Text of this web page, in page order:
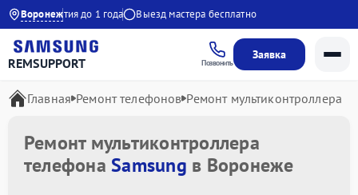
Воронеж
Гарантия до 1 года Выезд мастера бесплатно
REMSUPPORT Позвонить
Заявка
Главная Ремонт телефонов Ремонт мультиконтроллера
Ремонт мультиконтроллера
телефонаSamsung в Воронеже